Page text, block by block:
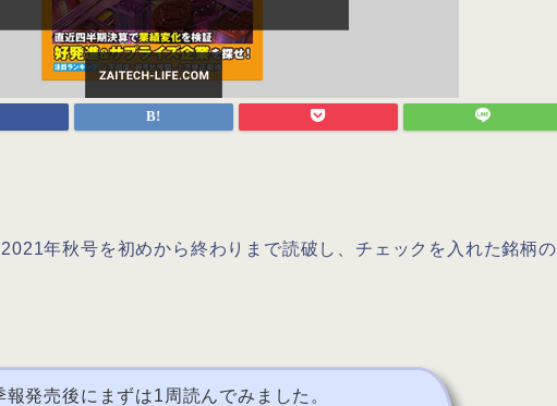
年秋号を初めから終わりまで読破し、チェックを入れた銘柄の
発売後にまずは1周読んでみました。